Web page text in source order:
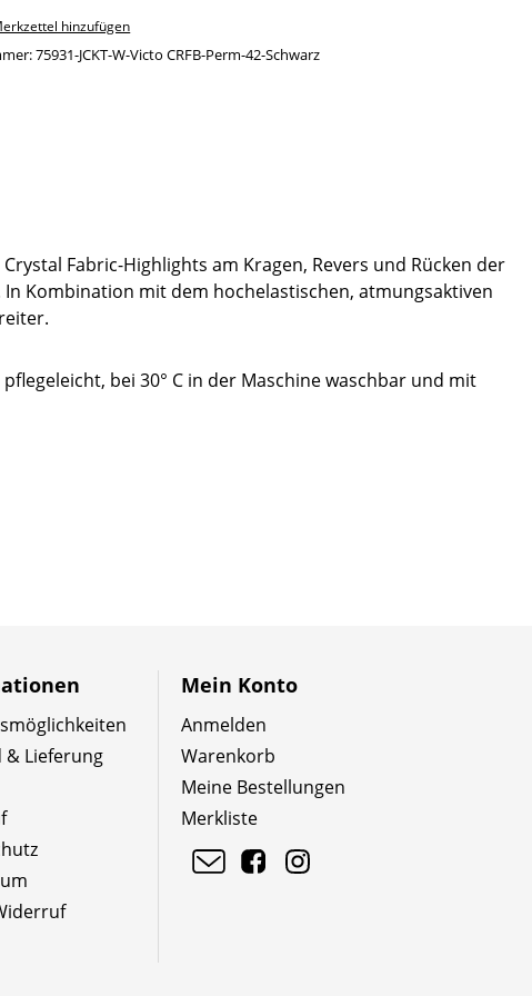
hinzufügen
75931-JCKT-W-Victo CRFB-Perm-42-Schwarz
Fabric-Highlights am Kragen, Revers und Rücken der
Kombination mit dem hochelastischen, atmungsaktiven
bei 30° C in der Maschine waschbar und mit
& Lieferung
Mein Konto
Anmelden
Warenkorb
Meine Bestellungen
Merkliste